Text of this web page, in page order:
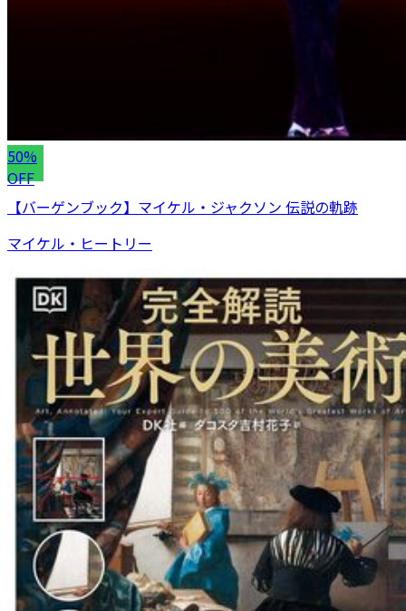
50%
OFF
【バーゲンブック】マイケル・ジャクソン 伝説の軌跡
マイケル・ヒートリー